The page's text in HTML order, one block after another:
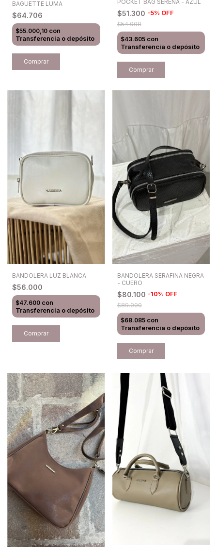
BAGUETTE LUMA
$64.706
$55.000,10 con
Transferencia o depósito
POCKET BAG SERENA - AZUL
$51.300 -5% OFF
$54.000
$43.605 con
Transferencia o depósito
Comprar
BANDOLERA LUZ BLANCA
$56.000
$47.600 con
Transferencia o depósito
BANDOLERA SERAFINA NEGRA
- CUERO
$80.100 -10% OFF
$89.000
$68.085 con
Transferencia o depósito